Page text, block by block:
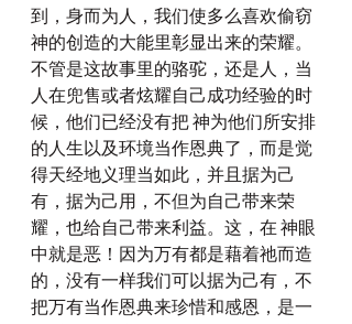
到，身而为人，我们使多么喜欢偷窃
神的创造的大能里彰显出来的荣耀。
不管是这故事里的骆驼，还是人，当
人在兜售或者炫耀自己成功经验的时
候，他们已经没有把 神为他们所安排
的人生以及环境当作恩典了，而是觉
得天经地义理当如此，并且据为己
有，据为己用，不但为自己带来荣
耀，也给自己带来利益。这，在 神眼
中就是恶！因为万有都是藉着祂而造
的，没有一样我们可以据为己有，不
把万有当作恩典来珍惜和感恩，是一